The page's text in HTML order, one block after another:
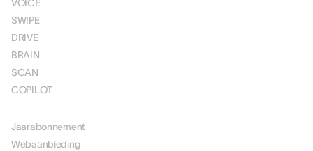
VOICE
SWIPE
DRIVE
BRAIN
SCAN
COPILOT
Jaarabonnement
Webaanbieding